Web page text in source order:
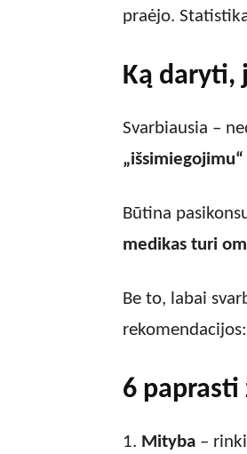
praėjo.
Ką daryti,
Svarbiausia –
Būtina
medikas turi
Be to, labai
rekomendacijos:
6
Mityba –